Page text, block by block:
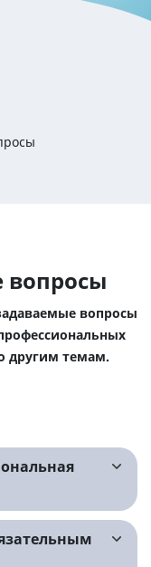
вопросы
вопросы
другим темам.